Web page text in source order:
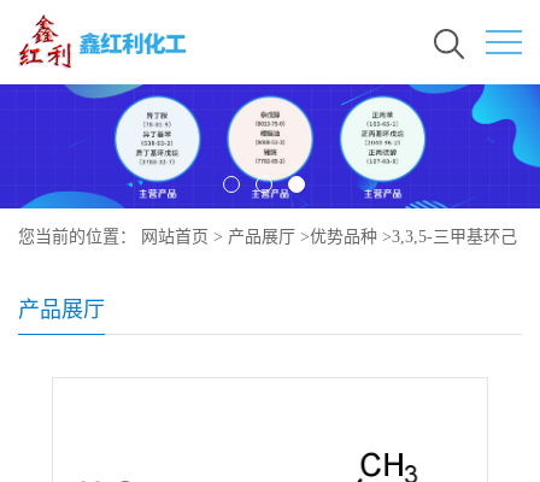
您当前的位置： 网站首页 > 产品展厅 >优势品种 >3,3,5-三甲基环己
产品展厅